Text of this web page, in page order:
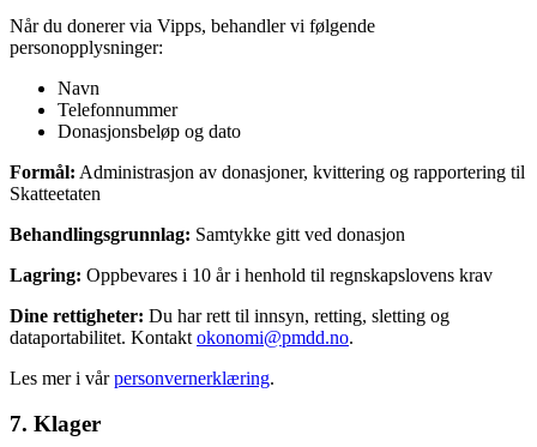
Når du donerer via Vipps, behandler vi følgende
personopplysninger:
Navn
Telefonnummer
Donasjonsbeløp og dato
Formål: Administrasjon av donasjoner, kvittering og rapportering til
Skatteetaten
Behandlingsgrunnlag: Samtykke gitt ved donasjon
Lagring: Oppbevares i 10 år i henhold til regnskapslovens krav
Dine rettigheter: Du har rett til innsyn, retting, sletting og
dataportabilitet. Kontakt okonomi@pmdd.no.
Les mer i vårpersonvernerklæring.
7. Klager